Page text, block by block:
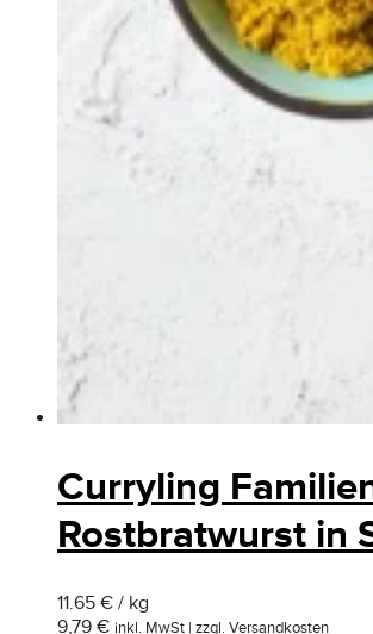
Curryling
Rostbratwurst in
11.65 € / kg
9,79 € inkl. MwSt | zzgl. Versandkosten